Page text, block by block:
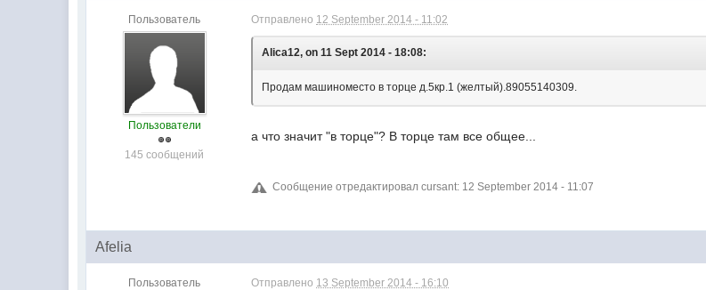
Пользователь
Пользователи
145 сообщений
Отправлено 12 September 2014 - 11:02
Alica12, on 11 Sept 2014 - 18:08:
Продам машиноместо в торце д.5кр.1 (желтый).89055140309.
а что значит "в торце"? В торце там все общее...
Сообщение отредактировал cursant: 12 September 2014 - 11:07
Afelia
Пользователь Отправлено 13 September 2014 - 16:10